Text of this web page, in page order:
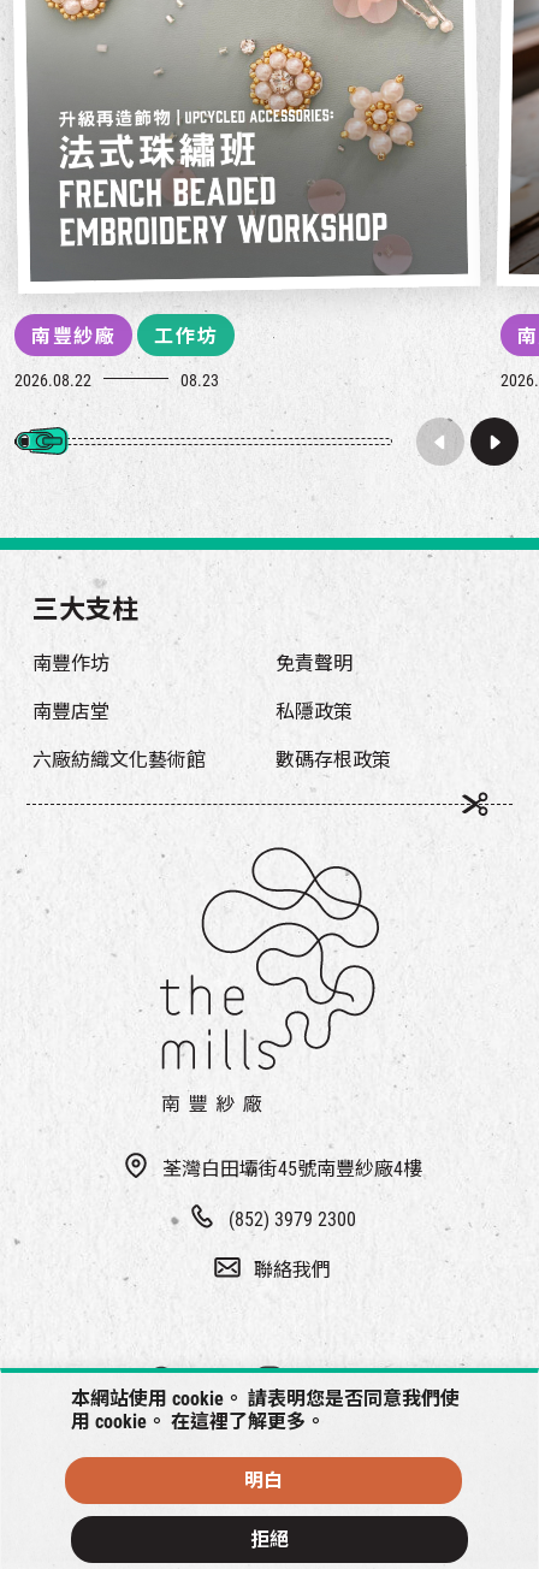
本網站使用 cookie。 請表明您是否同意我們使
用 cookie。 在這裡了解更多。
拒絕
明白
南豐紗廠 工作坊
2026.08.22 08.23
荃灣白田壩街45號南豐紗廠4樓
(852) 3979 2300
聯絡我們
三大支柱
南豐作坊
南豐店堂
六廠紡織文化藝術館
免責聲明
私隱政策
數碼存根政策
© 2026 南豐紗廠將保留一切權利